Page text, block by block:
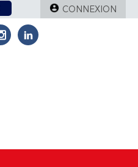
CONNEXION